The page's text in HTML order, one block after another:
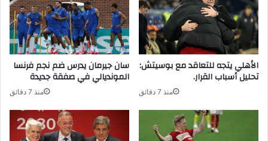
سان جيرمان يدرس ضم نجم فرنسا
المونديالي في صفقة جديدة
منذ 7 دقائق
الأهلي يتجه للتعاقد مع بوسيتش:
تحليل أسباب القرار.
منذ 7 دقائق